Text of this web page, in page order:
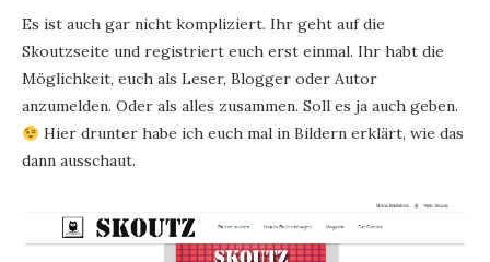
Es ist auch gar nicht kompliziert. Ihr geht auf die
Skoutzseite und registriert euch erst einmal. Ihr habt die
Möglichkeit, euch als Leser, Blogger oder Autor
anzumelden. Oder als alles zusammen. Soll es ja auch geben.
Hier drunter habe ich euch mal in Bildern erklärt, wie das
dann ausschaut.